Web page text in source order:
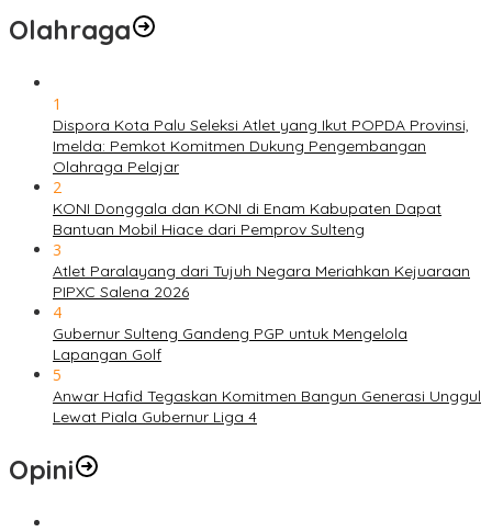
Olahraga
1
Dispora Kota Palu Seleksi Atlet yang Ikut POPDA Provinsi,
Imelda: Pemkot Komitmen Dukung Pengembangan
Olahraga Pelajar
2
KONI Donggala dan KONI di Enam Kabupaten Dapat
Bantuan Mobil Hiace dari Pemprov Sulteng
3
Atlet Paralayang dari Tujuh Negara Meriahkan Kejuaraan
PIPXC Salena 2026
4
Gubernur Sulteng Gandeng PGP untuk Mengelola
Lapangan Golf
5
Anwar Hafid Tegaskan Komitmen Bangun Generasi Unggul
Lewat Piala Gubernur Liga 4
Opini